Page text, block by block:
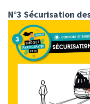
N°3 Sécurisation